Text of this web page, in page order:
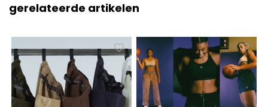
gerelateerde artikelen